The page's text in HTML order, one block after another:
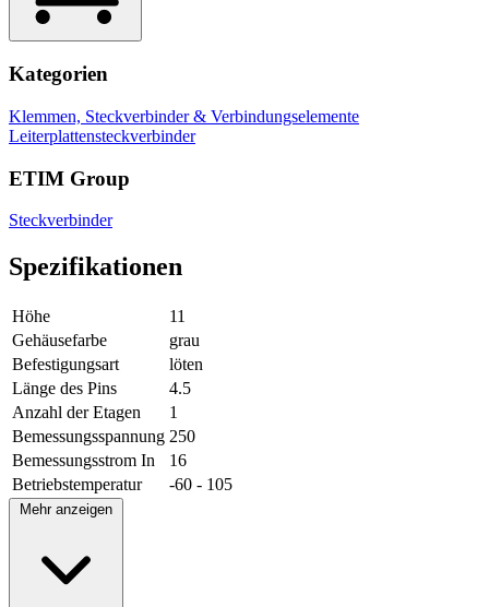
Kategorien
Klemmen, Steckverbinder & Verbindungselemente
Leiterplattensteckverbinder
ETIM Group
Steckverbinder
Spezifikationen
Höhe
11
Gehäusefarbe
grau
Befestigungsart
löten
Länge des Pins
4.5
Anzahl der Etagen
1
Bemessungsspannung 250
Bemessungsstrom In
16
Betriebstemperatur
-60 - 105
Mehr anzeigen